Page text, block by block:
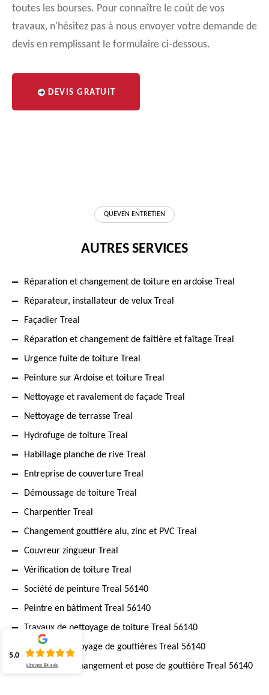
toutes les bourses. Pour connaître le coût de vos
travaux, n'hésitez pas à nous envoyer votre demande de
devis en remplissant le formulaire ci-dessous.
DEVIS GRATUIT
QUEVEN ENTRETIEN
AUTRES SERVICES
Réparation et changement de toiture en ardoise Treal
Réparateur, installateur de velux Treal
Façadier Treal
Réparation et changement de faîtière et faîtage Treal
Urgence fuite de toiture Treal
Peinture sur Ardoise et toiture Treal
Nettoyage et ravalement de façade Treal
Nettoyage de terrasse Treal
Hydrofuge de toiture Treal
Habillage planche de rive Treal
Entreprise de couverture Treal
Démoussage de toiture Treal
Charpentier Treal
Changement gouttière alu, zinc et PVC Treal
Couvreur zingueur Treal
Vérification de toiture Treal
Société de peinture Treal 56140
Peintre en bâtiment Treal 56140
Travaux de nettoyage de toiture Treal 56140
Expert en nettoyage de gouttières Treal 56140
Artisan pour changement et pose de gouttière Treal 56140
5.0
Lire nos84 avis